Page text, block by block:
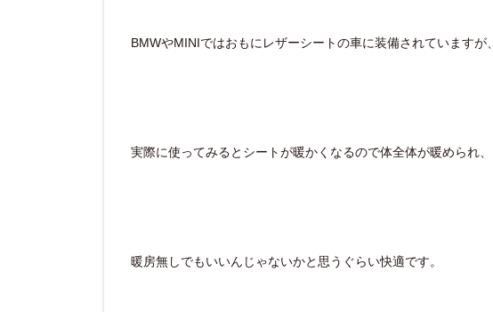
BMWやMINIではおもにレザーシートの車に装備されていますが、
実際に使ってみるとシートが暖かくなるので体全体が暖められ、
暖房無しでもいいんじゃないかと思うぐらい快適です。